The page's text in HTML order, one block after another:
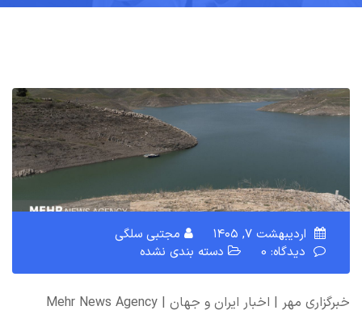
اردیبهشت ۷, ۱۴۰۵
مجتبی سلگی
دیدگاه: 0
دسته بندی نشده
خبرگزاری مهر | اخبار ایران و جهان | Mehr News Agency